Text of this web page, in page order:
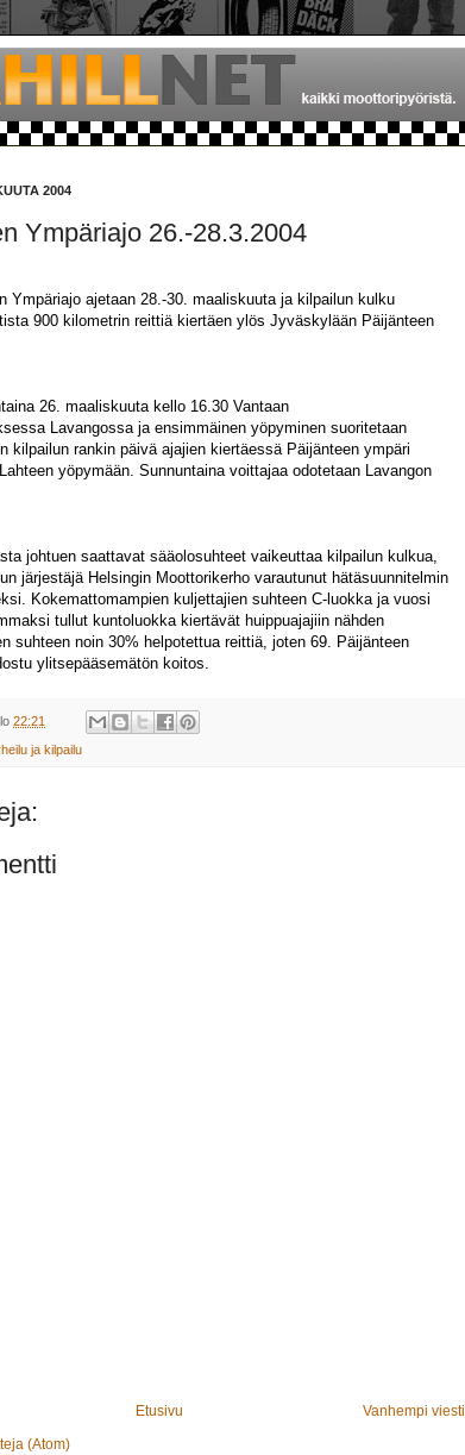
2004
Ympäriajo 26.-28.3.2004
Ympäriajo ajetaan 28.-30. maaliskuuta ja kilpailun kulku
900 kilometrin reittiä kiertäen ylös Jyväskylään Päijänteen
26. maaliskuuta kello 16.30 Vantaan
Lavangossa ja ensimmäinen yöpyminen suoritetaan
kilpailun rankin päivä ajajien kiertäessä Päijänteen ympäri
yöpymään. Sunnuntaina voittajaa odotetaan Lavangon
johtuen saattavat sääolosuhteet vaikeuttaa kilpailun kulkua,
järjestäjä Helsingin Moottorikerho varautunut hätäsuunnitelmin
Kokemattomampien kuljettajien suhteen C-luokka ja vuosi
tullut kuntoluokka kiertävät huippuajajiin nähden
suhteen noin 30% helpotettua reittiä, joten 69. Päijänteen
ylitsepääsemätön koitos.
22:21
ja kilpailu
Vanhempi viesti
Etusivu
(Atom)